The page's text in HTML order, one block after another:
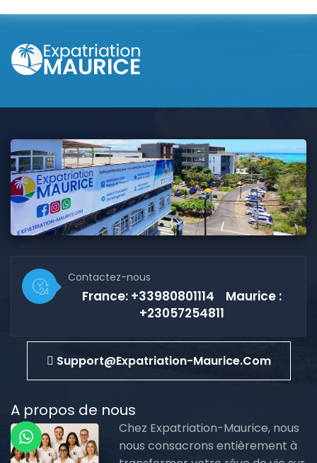
Contactez-nous
France: +33980801114 Maurice :
+23057254811
Support@expatriation-Maurice.com
A propos de nous
Chez Expatriation-Maurice, nous
nous consacrons entièrement à